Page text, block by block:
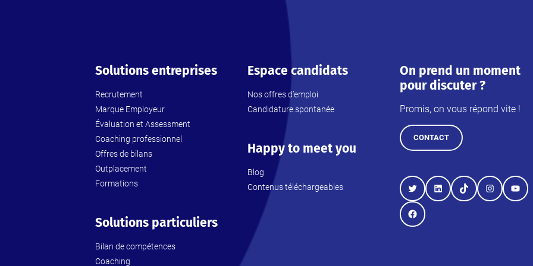
Solutions entreprises
Recrutement
Marque Employeur
Évaluation et Assessment
Coaching professionnel
Offres de bilans
Outplacement
Formations
Solutions particuliers
Bilan de compétences
Coaching
Espace candidats
Nos offres d’emploi
Candidature spontanée
Happy to meet you
Blog
Contenus téléchargeables
On prend un moment
pour discuter ?
Promis, on vous répond vite !
CONTACT
TwitterLinkedInTikTokInstagram
Facebook